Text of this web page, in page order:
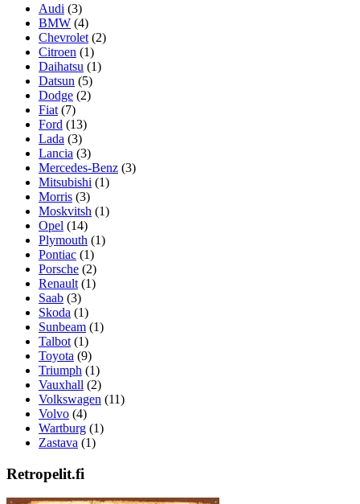
Audi (3)
BMW (4)
Chevrolet (2)
Citroen (1)
Daihatsu (1)
Datsun (5)
Dodge (2)
Fiat (7)
Ford (13)
Lada (3)
Lancia (3)
Mercedes-Benz (3)
Mitsubishi (1)
Morris (3)
Moskvitsh (1)
Opel (14)
Plymouth (1)
Pontiac (1)
Porsche (2)
Renault (1)
Saab (3)
Skoda (1)
Sunbeam (1)
Talbot (1)
Toyota (9)
Triumph (1)
Vauxhall (2)
Volkswagen (11)
Volvo (4)
Wartburg (1)
Zastava (1)
Retropelit.fi